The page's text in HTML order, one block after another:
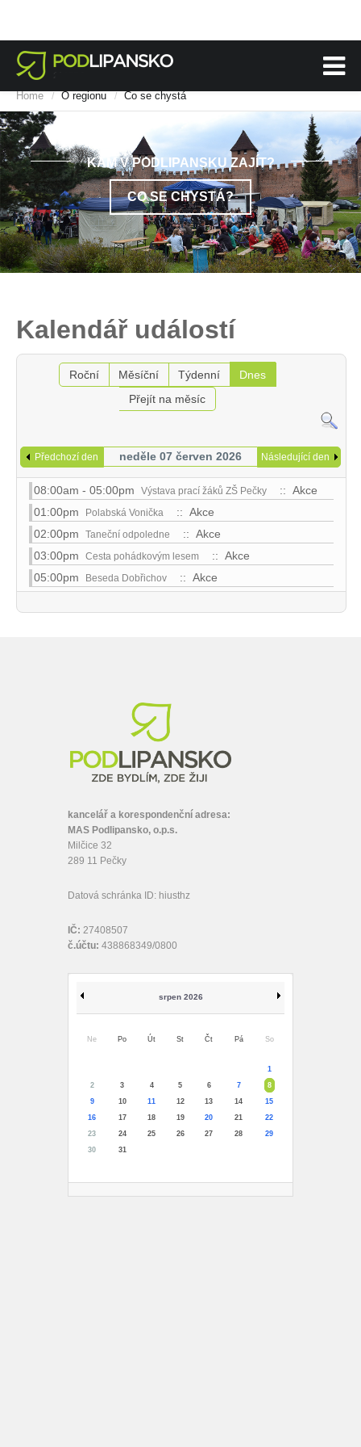
Home / O regionu / Co se chystá
KAM V PODLIPANSKU ZAJÍT?
CO SE CHYSTÁ?
Kalendář událostí
Roční Měsíční Týdenní
Dnes
Přejít na měsíc
Předchozí den neděle 07 červen 2026 Následující den
08:00am - 05:00pm Výstava prací žáků ZŠ Pečky
:: Akce
01:00pm
Polabská Vonička
:: Akce
02:00pm Taneční odpoledne
:: Akce
03:00pm Cesta pohádkovým lesem
:: Akce
05:00pm
Beseda Dobřichov :: Akce
kancelář a korespondenční adresa:
MAS Podlipansko, o.p.s.
Milčice 32
289 11 Pečky
Datová schránka ID: hiusthz
IČ: 27408507
č.účtu: 438868349/0800
srpen 2026
Ne Po Út St Čt Pá So
1
2
3 4 5 6 7
8
9
10 11 12 13 14
15
16
17 18 19 20 21
22
23
24 25 26 27 28
29
30
31